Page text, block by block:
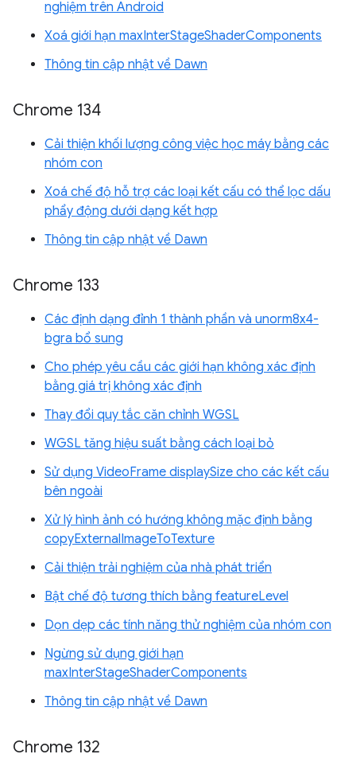
nghiệm trên Android
Xoá giới hạn maxInterStageShaderComponents
Thông tin cập nhật về Dawn
Chrome 134
Cải thiện khối lượng công việc học máy bằng các
nhóm con
Xoá chế độ hỗ trợ các loại kết cấu có thể lọc dấu
phẩy động dưới dạng kết hợp
Thông tin cập nhật về Dawn
Chrome 133
Các định dạng đỉnh 1 thành phần và unorm8x4-
bgra bổ sung
Cho phép yêu cầu các giới hạn không xác định
bằng giá trị không xác định
Thay đổi quy tắc căn chỉnh WGSL
WGSL tăng hiệu suất bằng cách loại bỏ
Sử dụng VideoFrame displaySize cho các kết cấu
bên ngoài
Xử lý hình ảnh có hướng không mặc định bằng
copyExternalImageToTexture
Cải thiện trải nghiệm của nhà phát triển
Bật chế độ tương thích bằng featureLevel
Dọn dẹp các tính năng thử nghiệm của nhóm con
Ngừng sử dụng giới hạn
maxInterStageShaderComponents
Thông tin cập nhật về Dawn
Chrome 132